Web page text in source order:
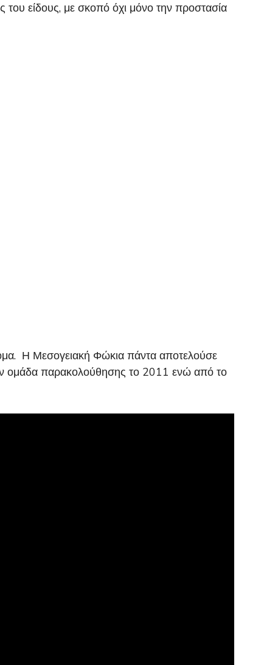
είδους, με σκοπό όχι μόνο την προστασία
Η Μεσογειακή Φώκια πάντα αποτελούσε
ομάδα παρακολούθησης το 2011 ενώ από το